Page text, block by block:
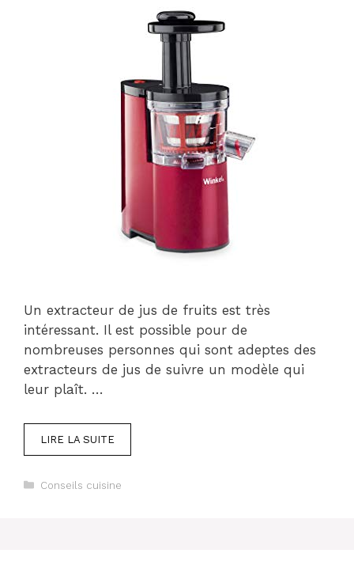
Un extracteur de jus de fruits est très
intéressant. Il est possible pour de
nombreuses personnes qui sont adeptes des
extracteurs de jus de suivre un modèle qui
leur plaît. …
LIRE LA SUITE
Catégories
Conseils cuisine